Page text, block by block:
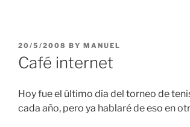
POSTED
ON
20/5/2008 BY MANUEL
Café internet
Hoy fue el último día del torneo de
cada año, pero ya hablaré de eso en